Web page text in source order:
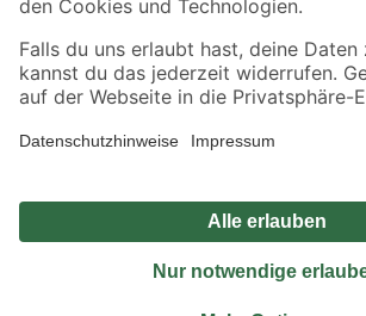
Alle Preisangaben in EUR inkl. gesetzl. MwSt.. Die
Umständen nicht in allen Märkten verfügbar. Die angegebenen
Produkte nur solange der Vorrat reicht.
*Paketversand ab 59 € versandkostenfrei, gilt nicht für Artikel
Privatsphäre Impressum
Nutzungsbedingungen
Widerrufsrecht
Vertrag